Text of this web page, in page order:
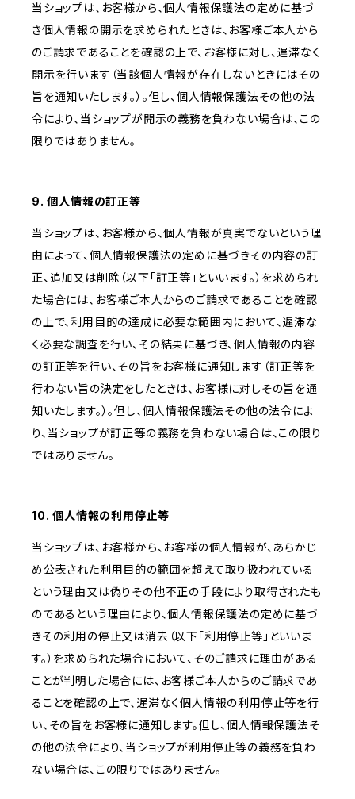
当ショップは、お客様から、個人情報保護法の定めに基づ
き個人情報の開示を求められたときは、お客様ご本人から
のご請求であることを確認の上で、お客様に対し、遅滞なく
開示を行います（当該個人情報が存在しないときにはその
旨を通知いたします。）。但し、個人情報保護法その他の法
令により、当ショップが開示の義務を負わない場合は、この
限りではありません。
9. 個人情報の訂正等
当ショップは、お客様から、個人情報が真実でないという理
由によって、個人情報保護法の定めに基づきその内容の訂
正、追加又は削除（以下「訂正等」といいます。）を求められ
た場合には、お客様ご本人からのご請求であることを確認
の上で、利用目的の達成に必要な範囲内において、遅滞な
く必要な調査を行い、その結果に基づき、個人情報の内容
の訂正等を行い、その旨をお客様に通知します（訂正等を
行わない旨の決定をしたときは、お客様に対しその旨を通
知いたします。）。但し、個人情報保護法その他の法令によ
り、当ショップが訂正等の義務を負わない場合は、この限り
ではありません。
10. 個人情報の利用停止等
当ショップは、お客様から、お客様の個人情報が、あらかじ
め公表された利用目的の範囲を超えて取り扱われている
という理由又は偽りその他不正の手段により取得されたも
のであるという理由により、個人情報保護法の定めに基づ
きその利用の停止又は消去（以下「利用停止等」といいま
す。）を求められた場合において、そのご請求に理由がある
ことが判明した場合には、お客様ご本人からのご請求であ
ることを確認の上で、遅滞なく個人情報の利用停止等を行
い、その旨をお客様に通知します。但し、個人情報保護法そ
の他の法令により、当ショップが利用停止等の義務を負わ
ない場合は、この限りではありません。